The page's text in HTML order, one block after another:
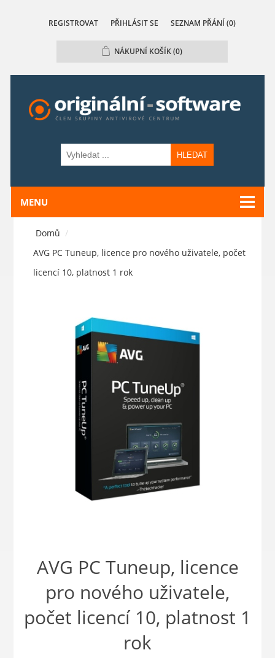
REGISTROVAT PŘIHLÁSIT SE SEZNAM PŘÁNÍ (0)
NÁKUPNÍ KOŠÍK(0)
HLEDAT
MENU
Domů /
AVG PC Tuneup, licence pro nového uživatele, počet
licencí 10, platnost 1 rok
AVG PC Tuneup, licence
pro nového uživatele,
počet licencí 10, platnost 1
rok